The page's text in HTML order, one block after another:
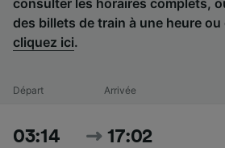
des billets de train à une heure
cliquez ici.
Départ Arrivée
03:14 17:02